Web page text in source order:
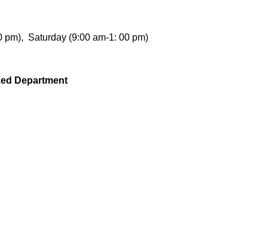
pm), Saturday (9:00 am-1: 00 pm)
Department